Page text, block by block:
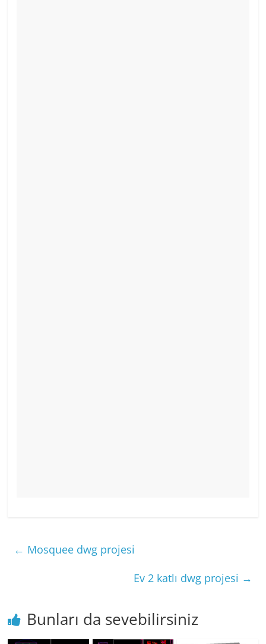
← Mosquee dwg projesi
Ev 2 katlı dwg projesi →
Bunları da sevebilirsiniz